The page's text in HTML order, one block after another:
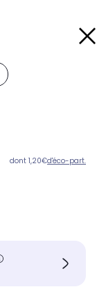
dont 1,20€d'éco-part.